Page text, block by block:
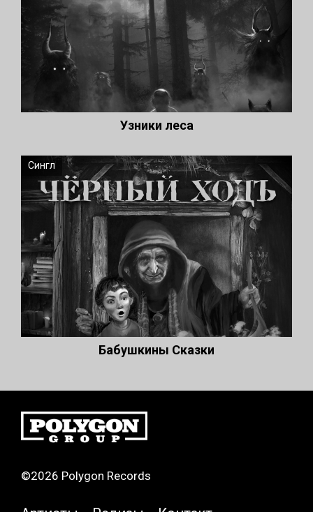
Узники леса
Сингл
Бабушкины Сказки
©2026 Polygon Records